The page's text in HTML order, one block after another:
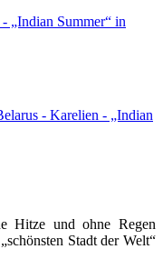
„Indian Summer“ in
- Karelien - „Indian
Hitze und ohne Regen
Stadt der Welt“